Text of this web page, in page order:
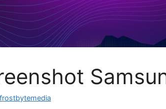
frostbytemedia